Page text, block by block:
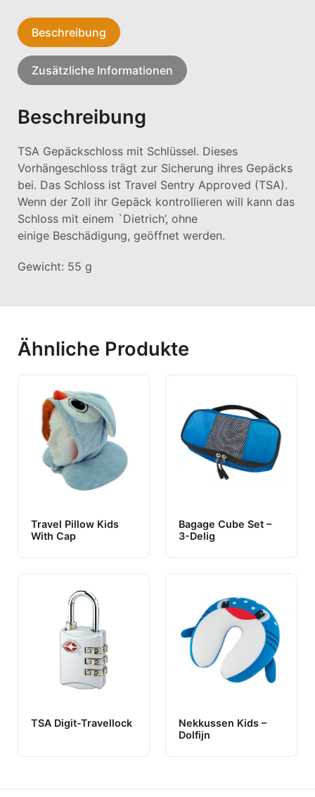
Beschreibung
Zusätzliche Informationen
Beschreibung
TSA Gepäckschloss mit Schlüssel. Dieses
Vorhängeschloss trägt zur Sicherung ihres Gepäcks
bei. Das Schloss ist Travel Sentry Approved (TSA).
Wenn der Zoll ihr Gepäck kontrollieren will kann das
Schloss mit einem `Dietrich’, ohne
einige Beschädigung, geöffnet werden.
Gewicht: 55 g
Ähnliche Produkte
Travel Pillow Kids
With Cap
Bagage Cube Set –
3-Delig
TSA Digit-Travellock
Nekkussen Kids –
Dolfijn